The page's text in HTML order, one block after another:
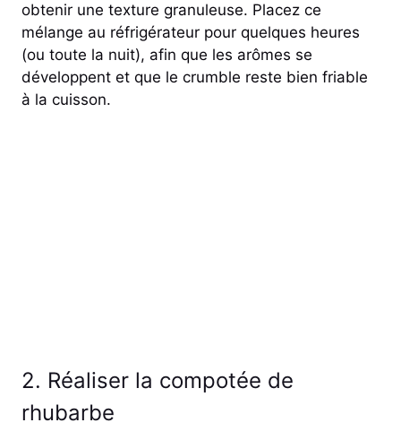
obtenir une texture granuleuse. Placez ce
mélange au réfrigérateur pour quelques heures
(ou toute la nuit), afin que les arômes se
développent et que le crumble reste bien friable
à la cuisson.
2. Réaliser la compotée de
rhubarbe